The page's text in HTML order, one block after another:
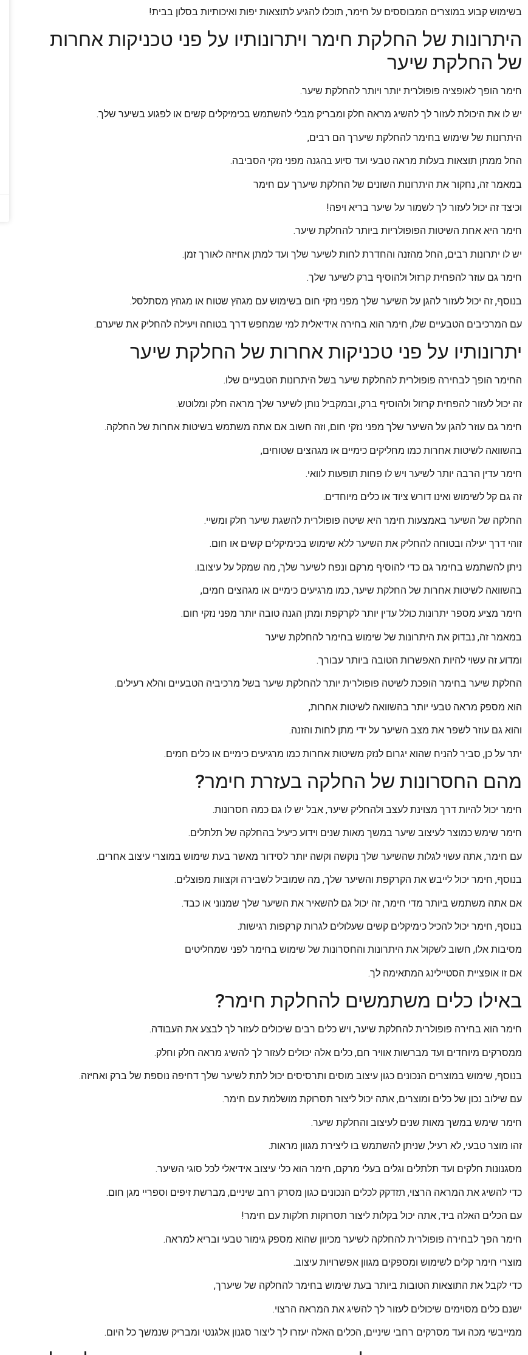
בשימוש קבוע במוצרים המבוססים על חימר, תוכלו להגיע לתוצאות יפות ואיכותיות בסלון בבית!
היתרונות של החלקת חימר ויתרונותיו על פני טכניקות אחרות
של החלקת שיער
חימר הופך לאופציה פופולרית יותר ויותר להחלקת שיער.
יש לו את היכולת לעזור לך להשיג מראה חלק ומבריק מבלי להשתמש בכימיקלים קשים או לפגוע בשיער שלך.
היתרונות של שימוש בחימר להחלקת שיערך הם רבים,
החל ממתן תוצאות בעלות מראה טבעי ועד סיוע בהגנה מפני נזקי הסביבה.
במאמר זה, נחקור את היתרונות השונים של החלקת שיערך עם חימר
וכיצד זה יכול לעזור לך לשמור על שיער בריא ויפה!
חימר היא אחת השיטות הפופולריות ביותר להחלקת שיער.
יש לו יתרונות רבים, החל מהזנה והחדרת לחות לשיער שלך ועד למתן אחיזה לאורך זמן.
חימר גם עוזר להפחית קרזול ולהוסיף ברק לשיער שלך.
בנוסף, זה יכול לעזור להגן על השיער שלך מפני נזקי חום בשימוש עם מגהץ שטוח או מגהץ מסתלסל.
עם המרכיבים הטבעיים שלו, חימר הוא בחירה אידיאלית למי שמחפש דרך בטוחה ויעילה להחליק את שיערם.
יתרונותיו על פני טכניקות אחרות של החלקת שיער
החימר הופך לבחירה פופולרית להחלקת שיער בשל היתרונות הטבעיים שלו.
זה יכול לעזור להפחית קרזול ולהוסיף ברק, ובמקביל נותן לשיער שלך מראה חלק ומלוטש.
חימר גם עוזר להגן על השיער שלך מפני נזקי חום, וזה חשוב אם אתה משתמש בשיטות אחרות של החלקה.
בהשוואה לשיטות אחרות כמו מחליקים כימיים או מגהצים שטוחים,
חימר עדין הרבה יותר לשיער ויש לו פחות תופעות לוואי.
זה גם קל לשימוש ואינו דורש ציוד או כלים מיוחדים.
החלקה של השיער באמצעות חימר היא שיטה פופולרית להשגת שיער חלק ומשיי.
זוהי דרך יעילה ובטוחה להחליק את השיער ללא שימוש בכימיקלים קשים או חום.
ניתן להשתמש בחימר גם כדי להוסיף מרקם ונפח לשיער שלך, מה שמקל על עיצובו.
בהשוואה לשיטות אחרות של החלקת שיער, כמו מרגיעים כימיים או מגהצים חמים,
חימר מציע מספר יתרונות כולל עדין יותר לקרקפת ומתן הגנה טובה יותר מפני נזקי חום.
במאמר זה, נבדוק את היתרונות של שימוש בחימר להחלקת שיער
ומדוע זה עשוי להיות האפשרות הטובה ביותר עבורך.
החלקת שיער בחימר הופכת לשיטה פופולרית יותר להחלקת שיער בשל מרכיביה הטבעיים והלא רעילים.
הוא מספק מראה טבעי יותר בהשוואה לשיטות אחרות,
והוא גם עוזר לשפר את מצב השיער על ידי מתן לחות והזנה.
יתר על כן, סביר להניח שהוא יגרום לנזק משיטות אחרות כמו מרגיעים כימיים או כלים חמים.
מהם החסרונות של החלקה בעזרת חימר?
חימר יכול להיות דרך מצוינת לעצב ולהחליק שיער, אבל יש לו גם כמה חסרונות.
חימר שימש כמוצר לעיצוב שיער במשך מאות שנים וידוע כיעיל בהחלקה של תלתלים.
עם חימר, אתה עשוי לגלות שהשיער שלך נוקשה וקשה יותר לסידור מאשר בעת שימוש במוצרי עיצוב אחרים.
בנוסף, חימר יכול לייבש את הקרקפת והשיער שלך, מה שמוביל לשבירה וקצוות מפוצלים.
אם אתה משתמש ביותר מדי חימר, זה יכול גם להשאיר את השיער שלך שמנוני או כבד.
בנוסף, חימר יכול להכיל כימיקלים קשים שעלולים לגרות קרקפות רגישות.
מסיבות אלו, חשוב לשקול את היתרונות והחסרונות של שימוש בחימר לפני שמחליטים
אם זו אופציית הסטיילינג המתאימה לך.
באילו כלים משתמשים להחלקת חימר?
חימר הוא בחירה פופולרית להחלקת שיער, ויש כלים רבים שיכולים לעזור לך לבצע את העבודה.
ממסרקים מיוחדים ועד מברשות אוויר חם, כלים אלה יכולים לעזור לך להשיג מראה חלק וחלק.
בנוסף, שימוש במוצרים הנכונים כגון עיצוב מוסים ותרסיסים יכול לתת לשיער שלך דחיפה נוספת של ברק ואחיזה.
עם שילוב נכון של כלים ומוצרים, אתה יכול ליצור תסרוקת מושלמת עם חימר.
חימר שימש במשך מאות שנים לעיצוב והחלקת שיער.
זהו מוצר טבעי, לא רעיל, שניתן להשתמש בו ליצירת מגוון מראות.
מסגנונות חלקים ועד תלתלים וגלים בעלי מרקם, חימר הוא כלי עיצוב אידיאלי לכל סוגי השיער.
כדי להשיג את המראה הרצוי, תזדקק לכלים הנכונים כגון מסרק רחב שיניים, מברשת זיפים וספריי מגן חום.
עם הכלים האלה ביד, אתה יכול בקלות ליצור תסרוקות חלקות עם חימר!
חימר הפך לבחירה פופולרית להחלקה לשיער מכיוון שהוא מספק גימור טבעי ובריא למראה.
מוצרי חימר קלים לשימוש ומספקים מגוון אפשרויות עיצוב.
כדי לקבל את התוצאות הטובות ביותר בעת שימוש בחימר להחלקה של שיערך,
ישנם כלים מסוימים שיכולים לעזור לך להשיג את המראה הרצוי.
ממייבשי מכה ועד מסרקים רחבי שיניים, הכלים האלה יעזרו לך ליצור סגנון אלגנטי ומבריק שנמשך כל היום.